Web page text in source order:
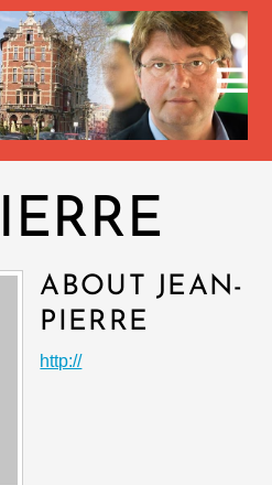
ABOUT JEAN-
PIERRE
http://